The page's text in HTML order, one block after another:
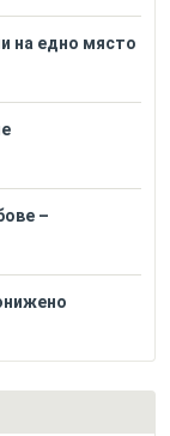
на едно място
–